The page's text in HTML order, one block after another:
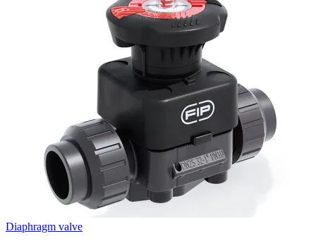
Diaphragm valve